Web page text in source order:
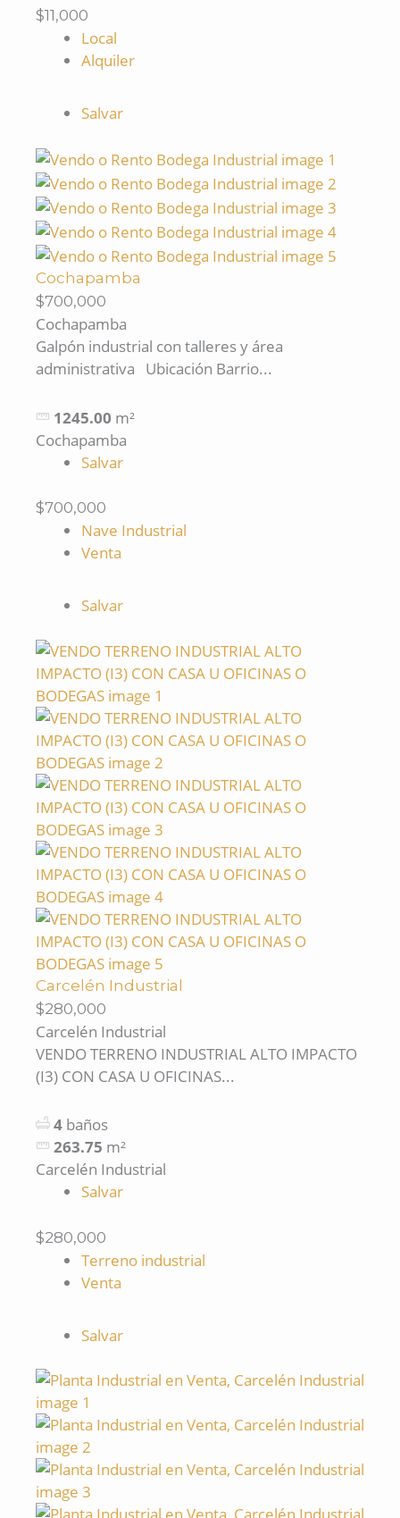
$11,000
Local
Alquiler
Salvar
Cochapamba
$700,000
Cochapamba
Galpón industrial con talleres y área
administrativa Ubicación Barrio...
1245.00 m²
Cochapamba
Salvar
$700,000
Nave Industrial
Venta
Salvar
Carcelén Industrial
$280,000
Carcelén Industrial
VENDO TERRENO INDUSTRIAL ALTO IMPACTO
(I3) CON CASA U OFICINAS...
4 baños
263.75 m²
Carcelén Industrial
Salvar
$280,000
Terreno industrial
Venta
Salvar